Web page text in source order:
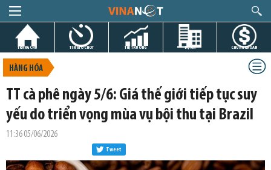
TRANG CHỦ TIN GIỜ CHÓT THỊ TRƯỜNG DỰ ÁN CHỨNG KHOÁN
HÀNG HÓA
TT cà phê ngày 5/6: Giá thế giới tiếp tục suy
yếu do triển vọng mùa vụ bội thu tại Brazil
11:36 05/06/2026
Tweet